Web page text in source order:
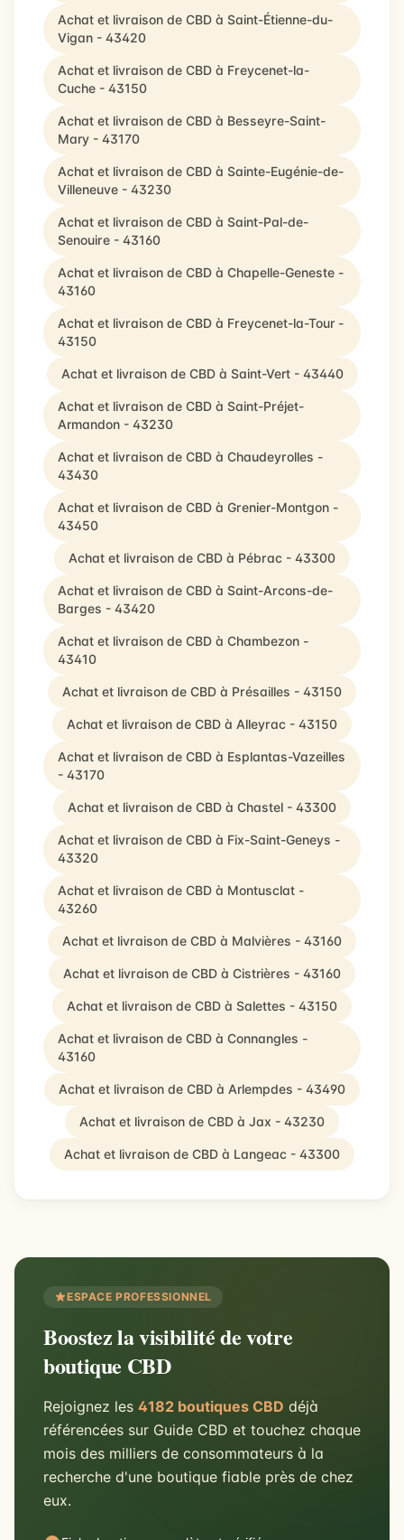
Achat et livraison de CBD à Saint-Étienne-du-
Vigan - 43420
Achat et livraison de CBD à Freycenet-la-
Cuche - 43150
Achat et livraison de CBD à Besseyre-Saint-
Mary - 43170
Achat et livraison de CBD à Sainte-Eugénie-de-
Villeneuve - 43230
Achat et livraison de CBD à Saint-Pal-de-
Senouire - 43160
Achat et livraison de CBD à Chapelle-Geneste -
43160
Achat et livraison de CBD à Freycenet-la-Tour -
43150
Achat et livraison de CBD à Saint-Vert - 43440
Achat et livraison de CBD à Saint-Préjet-
Armandon - 43230
Achat et livraison de CBD à Chaudeyrolles -
43430
Achat et livraison de CBD à Grenier-Montgon -
43450
Achat et livraison de CBD à Pébrac - 43300
Achat et livraison de CBD à Saint-Arcons-de-
Barges - 43420
Achat et livraison de CBD à Chambezon -
43410
Achat et livraison de CBD à Présailles - 43150
Achat et livraison de CBD à Alleyrac - 43150
Achat et livraison de CBD à Esplantas-Vazeilles
- 43170
Achat et livraison de CBD à Chastel - 43300
Achat et livraison de CBD à Fix-Saint-Geneys -
43320
Achat et livraison de CBD à Montusclat -
43260
Achat et livraison de CBD à Malvières - 43160
Achat et livraison de CBD à Cistrières - 43160
Achat et livraison de CBD à Salettes - 43150
Achat et livraison de CBD à Connangles -
43160
Achat et livraison de CBD à Arlempdes - 43490
Achat et livraison de CBD à Jax - 43230
Achat et livraison de CBD à Langeac - 43300
ESPACE PROFESSIONNEL
Boostez la visibilité de votre
boutique CBD
Rejoignez les 4182 boutiques CBD déjà
référencées sur Guide CBD et touchez chaque
mois des milliers de consommateurs à la
recherche d'une boutique fiable près de chez
eux.